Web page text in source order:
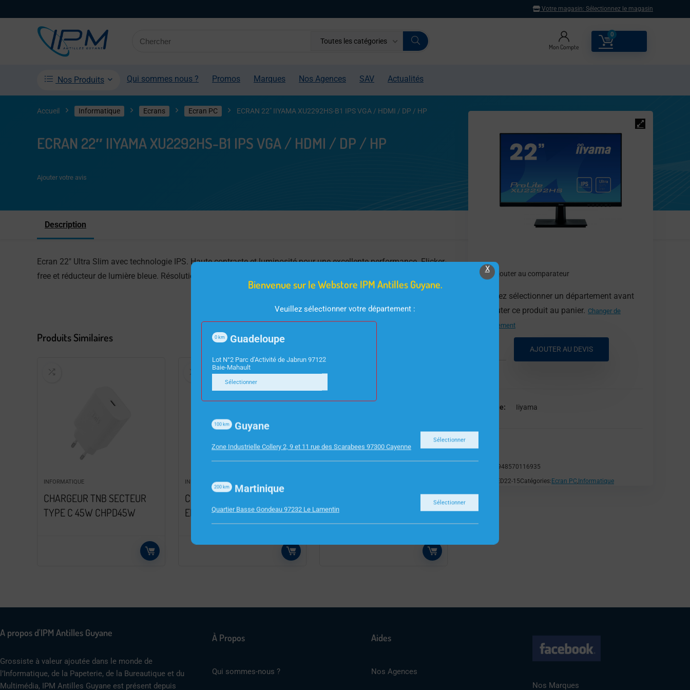
Votre magasin: Sélectionnez le magasin
Toutes les catégories
Mon Compte
0
Nos Produits Qui sommes nous ? Promos Marques Nos Agences SAV Actualités
Accueil Informatique Ecrans Ecran PC ECRAN 22″ IIYAMA XU2292HS-B1 IPS VGA / HDMI / DP / HP
ECRAN 22″ IIYAMA XU2292HS-B1 IPS VGA / HDMI / DP / HP
Ajouter au comparateur
Veuillez sélectionner un département avant
d'ajouter ce produit au panier. Changer de
département
AJOUTER AU DEVIS
Marque Iiyama
4948570116935
LED22-15Catégories:Ecran PC Informatique
Ajouter votre avis
Description
Ecran 22″ Ultra Slim avec technologie IPS. Haute contraste et luminosité pour une excellente performance. Flicker-
free et réducteur de lumière bleue. Résolution 1920 x 1080p. Intégré haut-parleurs et prise casque.
Produits Similaires
INFORMATIQUE
CHARGEUR TNB SECTEUR
TYPE C 45W CHPD45W
INFORMATIQUE
CLAVIER CHERRY KC4500
ERGO USB NOIR
HUBUSB7ALU3 TNB
A propos d'IPM Antilles Guyane
Grossiste à valeur ajoutée dans le monde de
l’Informatique, de la Papeterie, de la Bureautique et du
Multimédia, IPM Antilles Guyane est présent depuis
À Propos
Qui sommes-nous ?
Aides
Nos Agences
Nos Marques
X
Bienvenue sur le Webstore IPM Antilles Guyane.
Veuillez sélectionner votre département :
Guadeloupe
0 km
Lot N°2 Parc d’Activité de Jabrun 97122
Baie-Mahault
Sélectionner
Guyane
100 km
Zone Industrielle Collery 2, 9 et 11 rue des Scarabees 97300 Cayenne
Sélectionner
Martinique
200 km
Quartier Basse Gondeau 97232 Le Lamentin
Sélectionner